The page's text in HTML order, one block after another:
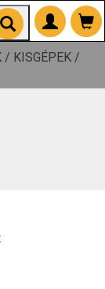
/ KISGÉPEK /